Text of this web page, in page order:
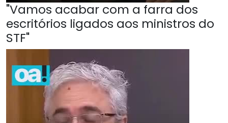
"Vamos acabar com a farra dos
escritórios ligados aos ministros do
STF"